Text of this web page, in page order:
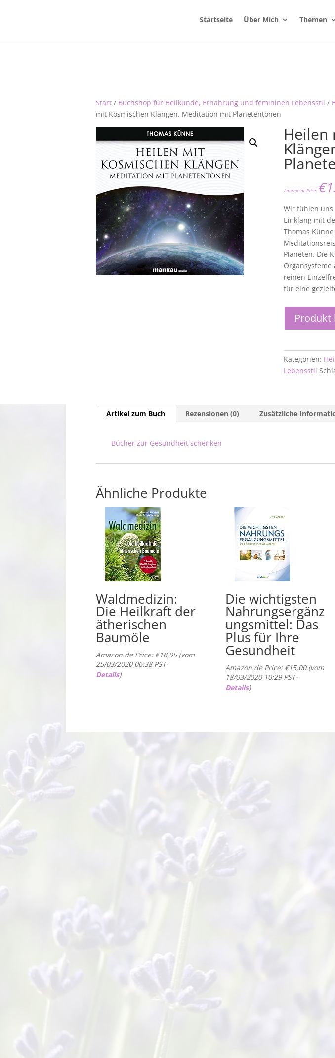
Startseite Über Mich Themen
Start/ Buchshop für Heilkunde, Ernährung und femininen Lebensstil /
mit Kosmischen Klängen. Meditation mit Planetentönen
Heilen
Amazon.de Price: €
Wir fühlen
Einklang mit
Thomas
Planeten. Die
reinen
für eine
Produkt
Kategorien:
Lebensstil
Artikel zum Buch Rezensionen (0) Zusätzliche
Bücher zur Gesundheit schenken
Ähnliche Produkte
Waldmedizin:
Die Heilkraft der
ätherischen
Baumöle
Amazon.de Price: €18,95(vom
25/03/2020 06:38 PST-
Details)
Die wichtigsten
Nahrungsergänz
ungsmittel: Das
Plus für Ihre
Gesundheit
Amazon.de Price: €15,00(vom
18/03/2020 10:29 PST-
Details)